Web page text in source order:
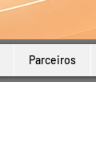
Parceiros